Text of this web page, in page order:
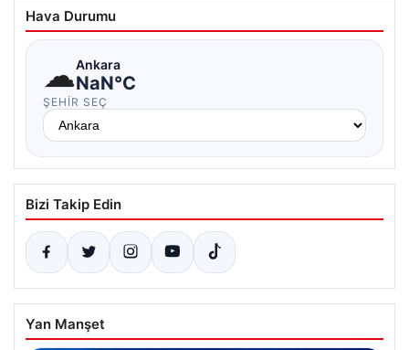
Hava Durumu
☁Ankara
NaN°C
ŞEHIR SEÇ
Bizi Takip Edin
Yan Manşet